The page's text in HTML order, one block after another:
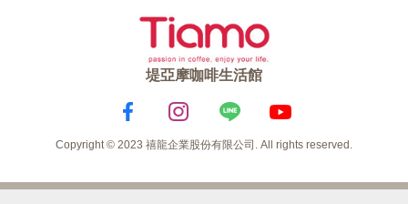
堤亞摩咖啡生活館
Copyright © 2023 禧龍企業股份有限公司. All rights reserved.